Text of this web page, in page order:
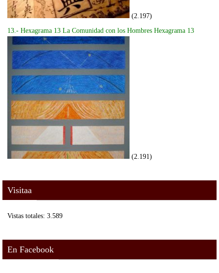
(2.197)
13.- Hexagrama 13 La Comunidad con los Hombres Hexagrama 13
(2.191)
Visitaa
Vistas totales: 3.589
En Facebook